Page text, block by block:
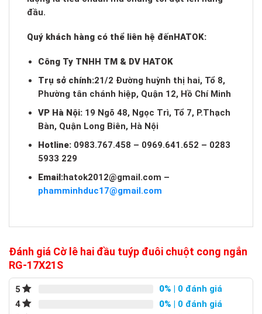
đầu.
Quý khách hàng có thể liên hệ đếnHATOK:
Công Ty TNHH TM & DV HATOK
Trụ sở chính:21/2 Đường huỳnh thị hai, Tổ 8,
Phường tân chánh hiệp, Quận 12, Hồ Chí Minh
VP Hà Nội: 19 Ngõ 48, Ngọc Trì, Tổ 7, P.Thạch
Bàn, Quận Long Biên, Hà Nội
Hotline: 0983.767.458 – 0969.641.652 – 0283
5933 229
Email:hatok2012@gmail.com –
phamminhduc17@gmail.com
Đánh giá Cờ lê hai đầu tuýp đuôi chuột cong ngắn
RG-17X21S
5 0% | 0 đánh giá
4
0% | 0 đánh giá